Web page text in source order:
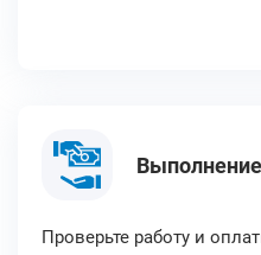
Проверьте работу и